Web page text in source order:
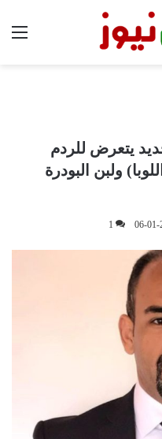
يتعرض للردم
ولبن البودرة
1